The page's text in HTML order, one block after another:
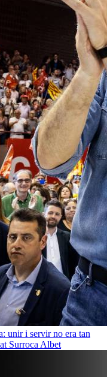
unir i servir no era tan
Surroca Albet